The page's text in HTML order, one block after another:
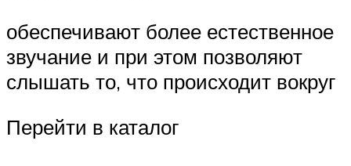
обеспечивают более естественное
звучание и при этом позволяют
слышать то, что происходит вокруг
Перейти в каталог